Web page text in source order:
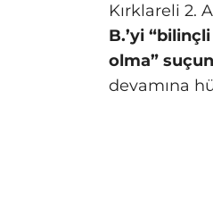
Kırklareli 2.
B.’yi
olma”
devamına